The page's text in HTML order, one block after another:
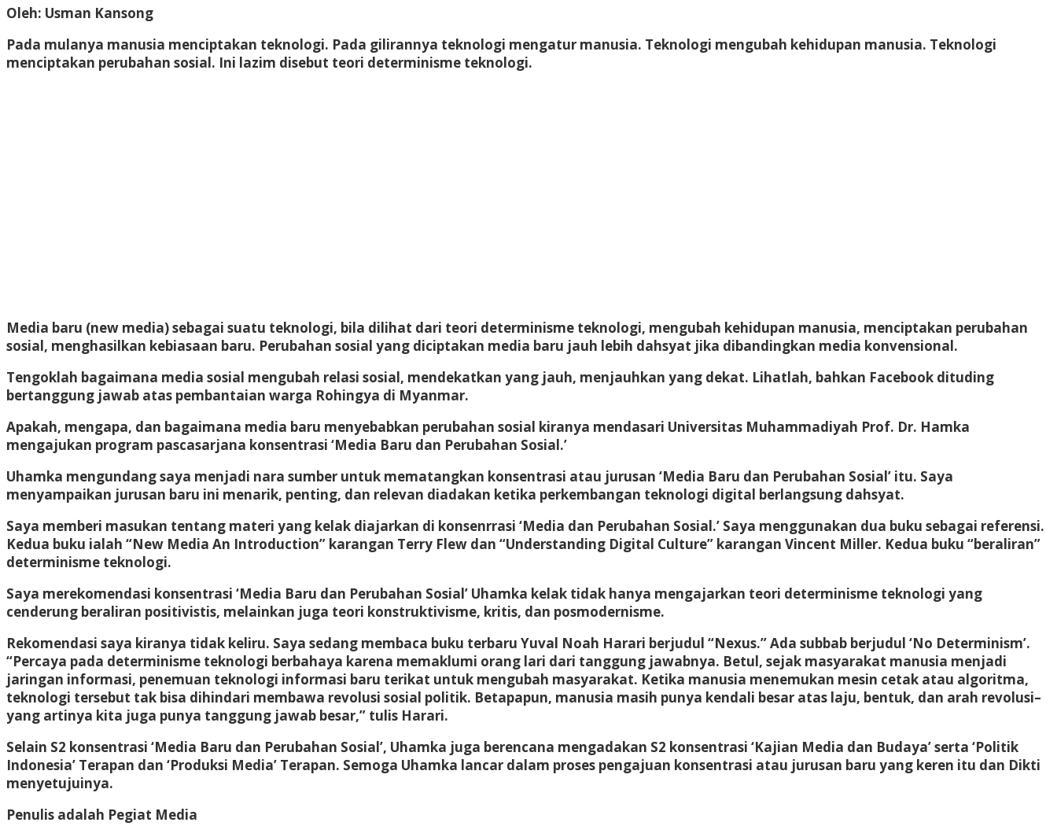
Oleh: Usman Kansong
Pada mulanya manusia menciptakan teknologi. Pada gilirannya teknologi mengatur manusia. Teknologi mengubah kehidupan manusia. Teknologi
menciptakan perubahan sosial. Ini lazim disebut teori determinisme teknologi.
Media baru (new media) sebagai suatu teknologi, bila dilihat dari teori determinisme teknologi, mengubah kehidupan manusia, menciptakan perubahan
sosial, menghasilkan kebiasaan baru. Perubahan sosial yang diciptakan media baru jauh lebih dahsyat jika dibandingkan media konvensional.
Tengoklah bagaimana media sosial mengubah relasi sosial, mendekatkan yang jauh, menjauhkan yang dekat. Lihatlah, bahkan Facebook dituding
bertanggung jawab atas pembantaian warga Rohingya di Myanmar.
Apakah, mengapa, dan bagaimana media baru menyebabkan perubahan sosial kiranya mendasari Universitas Muhammadiyah Prof. Dr. Hamka
mengajukan program pascasarjana konsentrasi ‘Media Baru dan Perubahan Sosial.’
Uhamka mengundang saya menjadi nara sumber untuk mematangkan konsentrasi atau jurusan ‘Media Baru dan Perubahan Sosial’ itu. Saya
menyampaikan jurusan baru ini menarik, penting, dan relevan diadakan ketika perkembangan teknologi digital berlangsung dahsyat.
Saya memberi masukan tentang materi yang kelak diajarkan di konsenrrasi ‘Media dan Perubahan Sosial.’ Saya menggunakan dua buku sebagai referensi.
Kedua buku ialah “New Media An Introduction” karangan Terry Flew dan “Understanding Digital Culture” karangan Vincent Miller. Kedua buku “beraliran”
determinisme teknologi.
Saya merekomendasi konsentrasi ‘Media Baru dan Perubahan Sosial’ Uhamka kelak tidak hanya mengajarkan teori determinisme teknologi yang
cenderung beraliran positivistis, melainkan juga teori konstruktivisme, kritis, dan posmodernisme.
Rekomendasi saya kiranya tidak keliru. Saya sedang membaca buku terbaru Yuval Noah Harari berjudul “Nexus.” Ada subbab berjudul ‘No Determinism’.
“Percaya pada determinisme teknologi berbahaya karena memaklumi orang lari dari tanggung jawabnya. Betul, sejak masyarakat manusia menjadi
jaringan informasi, penemuan teknologi informasi baru terikat untuk mengubah masyarakat. Ketika manusia menemukan mesin cetak atau algoritma,
teknologi tersebut tak bisa dihindari membawa revolusi sosial politik. Betapapun, manusia masih punya kendali besar atas laju, bentuk, dan arah revolusi–
yang artinya kita juga punya tanggung jawab besar,” tulis Harari.
Selain S2 konsentrasi ‘Media Baru dan Perubahan Sosial’, Uhamka juga berencana mengadakan S2 konsentrasi ‘Kajian Media dan Budaya’ serta ‘Politik
Indonesia’ Terapan dan ‘Produksi Media’ Terapan. Semoga Uhamka lancar dalam proses pengajuan konsentrasi atau jurusan baru yang keren itu dan Dikti
menyetujuinya.
Penulis adalah Pegiat Media